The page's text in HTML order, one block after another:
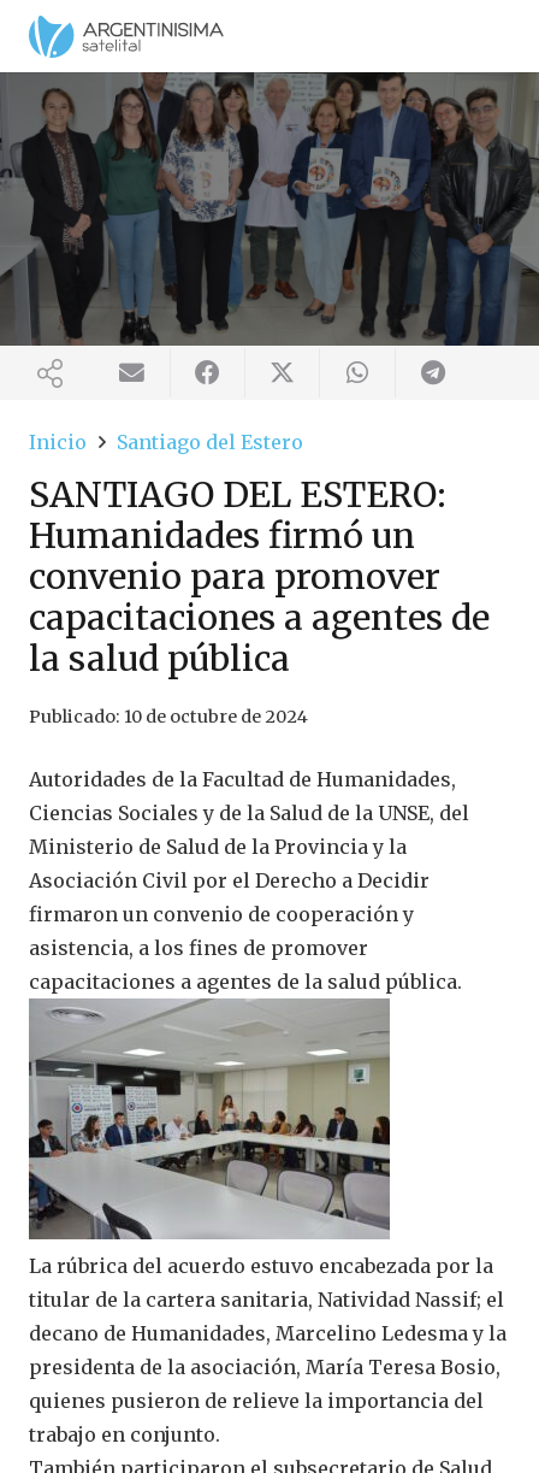
Inicio Santiago del Estero
SANTIAGO DEL ESTERO:
Humanidades firmó un
convenio para promover
capacitaciones a agentes de
la salud pública
Publicado: 10 de octubre de 2024
Autoridades de la Facultad de Humanidades,
Ciencias Sociales y de la Salud de la UNSE, del
Ministerio de Salud de la Provincia y la
Asociación Civil por el Derecho a Decidir
firmaron un convenio de cooperación y
asistencia, a los fines de promover
capacitaciones a agentes de la salud pública.
La rúbrica del acuerdo estuvo encabezada por la
titular de la cartera sanitaria, Natividad Nassif; el
decano de Humanidades, Marcelino Ledesma y la
presidenta de la asociación, María Teresa Bosio,
quienes pusieron de relieve la importancia del
trabajo en conjunto.